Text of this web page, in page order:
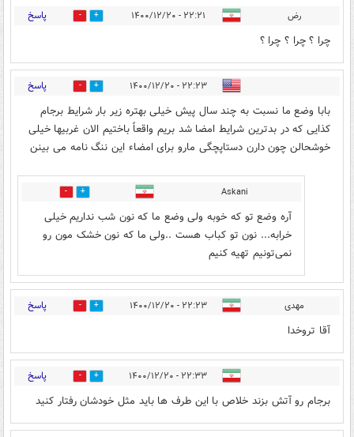
رض ۲۲:۲۱ - ۱۴۰۰/۱۲/۲۰ 1 پاسخ
چرا ؟ چرا ؟ چرا ؟
۲۲:۲۳ - ۱۴۰۰/۱۲/۲۰ 2 پاسخ
بابا وضع ما نسبت به چند سال پیش خیلی بهتره زیر بار شرایط برجام
کذایی که در بدترین شرایط امضا شد بریم واقعاً باختیم الان غربیها خیلی
خوشحالن چون دارن دستاپچگی مارو برای امضاء این ننگ نامه می بینن
Askani
0
آره وضع تو که خوبه ولی وضع ما که نون شب نداریم خیلی
خرابه... نون تو کباب هست ..ولی ما که نون خشک مون رو
نمی‌تونیم تهیه کنیم
مهدی ۲۲:۲۳ - ۱۴۰۰/۱۲/۲۰ 2 پاسخ
آقا تروخدا
۲۲:۳۳ - ۱۴۰۰/۱۲/۲۰ 11 پاسخ
برجام رو آتش بزند خلاص با این طرف ها باید مثل خودشان رفتار کنید